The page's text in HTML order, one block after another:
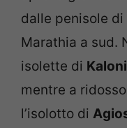
dalle penisole di
Marathia a sud.
isolette di
mentre a
l’isolotto di